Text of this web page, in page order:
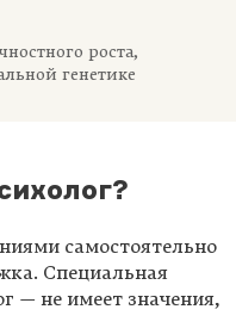
роста,
генетике
самостоятельно
Специальная
— не имеет значения,